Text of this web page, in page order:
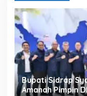
Bupati Sidrap
Amanah Pimpin